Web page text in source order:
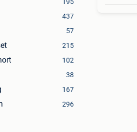
437
57
215
102
38
167
296